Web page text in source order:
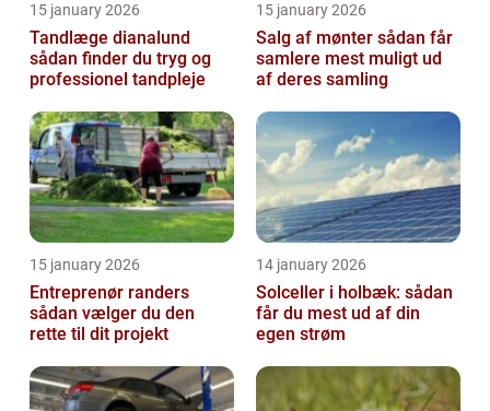
15 january 2026
Tandlæge dianalund
sådan finder du tryg og
professionel tandpleje
15 january 2026
Salg af mønter sådan får
samlere mest muligt ud
af deres samling
15 january 2026
Entreprenør randers
sådan vælger du den
rette til dit projekt
14 january 2026
Solceller i holbæk: sådan
får du mest ud af din
egen strøm